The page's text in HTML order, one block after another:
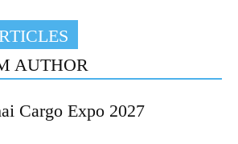
AUTHOR
Cargo Expo 2027